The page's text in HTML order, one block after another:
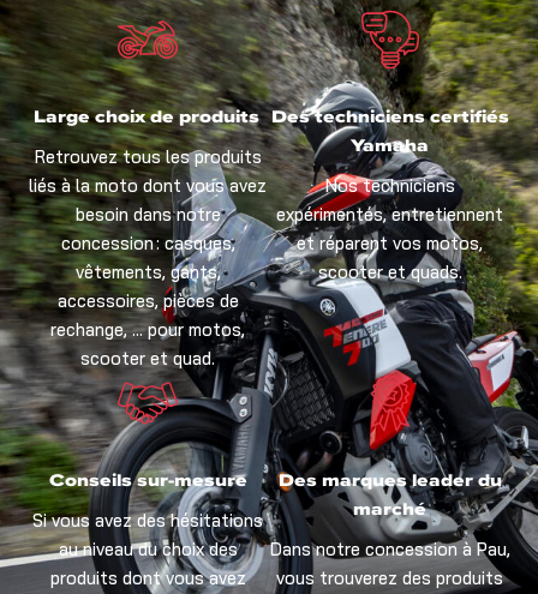
Large choix de produits
Retrouvez tous les produits
liés à la moto dont vous avez
besoin dans notre
concession : casques,
vêtements, gants,
accessoires, pièces de
rechange, … pour motos,
scooter et quad.
Des techniciens certifiés
Yamaha
Nos techniciens
expérimentés, entretiennent
et réparent vos motos,
scooter et quads.
Conseils sur-mesure
Si vous avez des hésitations
au niveau du choix des
produits dont vous avez
Des marques leader du
marché
Dans notre concession à Pau,
vous trouverez des produits